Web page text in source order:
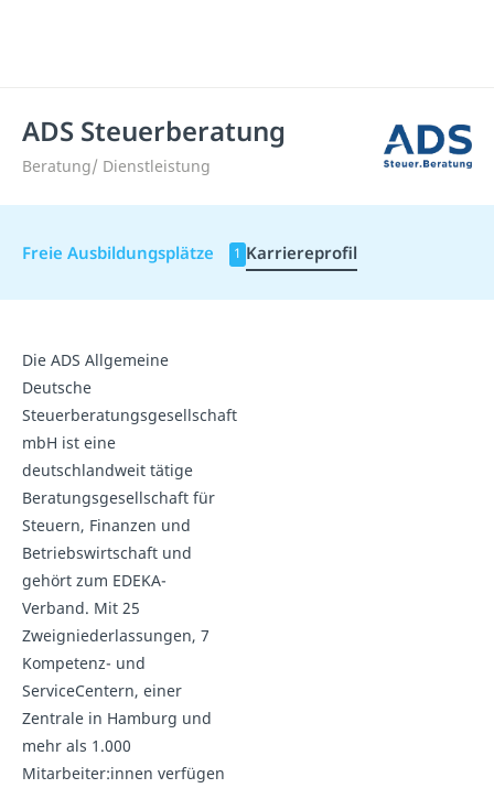
ADS Steuerberatung
Beratung/ Dienstleistung
Freie Ausbildungsplätze 1 Karriereprofil
Die ADS Allgemeine
Deutsche
Steuerberatungsgesellschaft
mbH ist eine
deutschlandweit tätige
Beratungsgesellschaft für
Steuern, Finanzen und
Betriebswirtschaft und
gehört zum EDEKA-
Verband. Mit 25
Zweigniederlassungen, 7
Kompetenz- und
ServiceCentern, einer
Zentrale in Hamburg und
mehr als 1.000
Mitarbeiter:innen verfügen